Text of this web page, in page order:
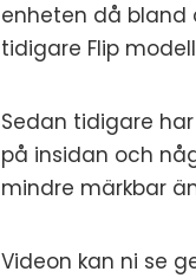
enheten då bland
tidigare Flip
Sedan tidigare
på insidan och
mindre märkbar
Videon kan ni se